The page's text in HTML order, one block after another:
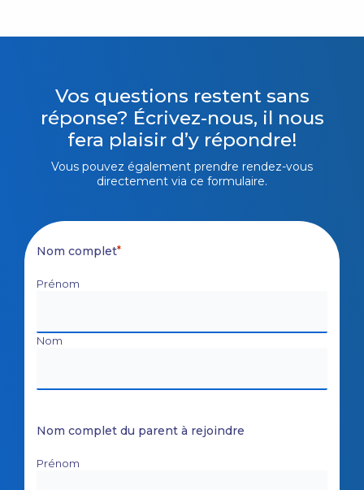
Vos questions restent sans
réponse? Écrivez-nous, il nous
fera plaisir d’y répondre!
Vous pouvez également prendre rendez-vous
directement via ce formulaire.
Nom complet*
Prénom
Nom
Nom complet du parent à rejoindre
Prénom